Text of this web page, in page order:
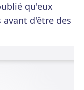
qu'eux
avant d'être des